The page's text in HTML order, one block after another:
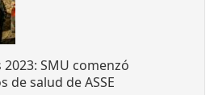
SMU comenzó
salud de ASSE